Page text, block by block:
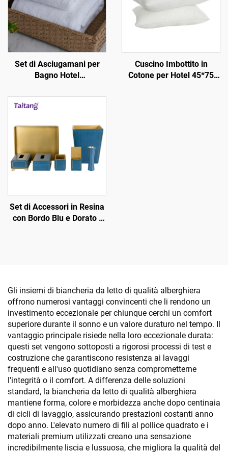
Set di Asciugamani per
Bagno Hotel
Asciugamani Bianchi in
Cotone 3 4 5 Stelle Design
per Soggiorni di Lusso
Cuscino Imbottito in
Cotone per Hotel 45*75
Set di Accessori in Resina
con Bordo Blu e Dorato -
Gli insiemi di biancheria da letto di qualità alberghiera
offrono numerosi vantaggi convincenti che li rendono un
investimento eccezionale per chiunque cerchi un comfort
superiore durante il sonno e un valore duraturo nel tempo. Il
vantaggio principale risiede nella loro eccezionale durata:
questi set vengono sottoposti a rigorosi processi di test e
costruzione che garantiscono resistenza ai lavaggi
frequenti e all'uso quotidiano senza comprometterne
l'integrità o il comfort. A differenza delle soluzioni
standard, la biancheria da letto di qualità alberghiera
mantiene forma, colore e morbidezza anche dopo centinaia
di cicli di lavaggio, assicurando prestazioni costanti anno
dopo anno. L'elevato numero di fili al pollice quadrato e i
materiali premium utilizzati creano una sensazione
incredibilmente liscia e lussuosa, che migliora la qualità del